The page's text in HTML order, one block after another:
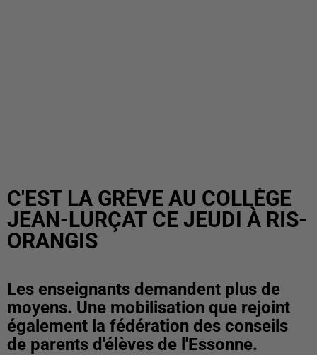
C'EST LA GRÈVE AU COLLÈGE
JEAN-LURÇAT CE JEUDI À RIS-
ORANGIS
Les enseignants demandent plus de
moyens. Une mobilisation que rejoint
également la fédération des conseils
de parents d'élèves de l'Essonne.